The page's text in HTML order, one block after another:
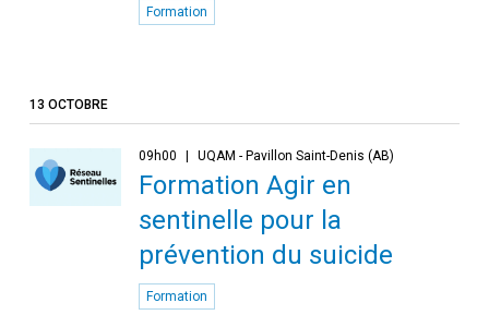
Formation
13 OCTOBRE
09h00 UQAM - Pavillon Saint-Denis (AB)
Formation Agir en
sentinelle pour la
prévention du suicide
Formation